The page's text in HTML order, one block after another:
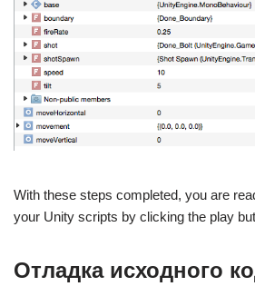
With these steps completed, you are
your Unity scripts by clicking the play
Отладка исходного